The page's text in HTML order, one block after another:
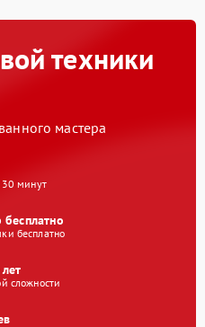
техники
мастера
30 минут
бесплатно
сложности